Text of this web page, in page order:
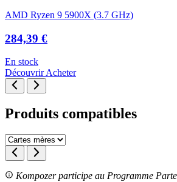
AMD Ryzen 9 5900X (3.7 GHz)
284,39 €
En stock
DécouvrirAcheter
Produits compatibles
Kompozer participe au Programme